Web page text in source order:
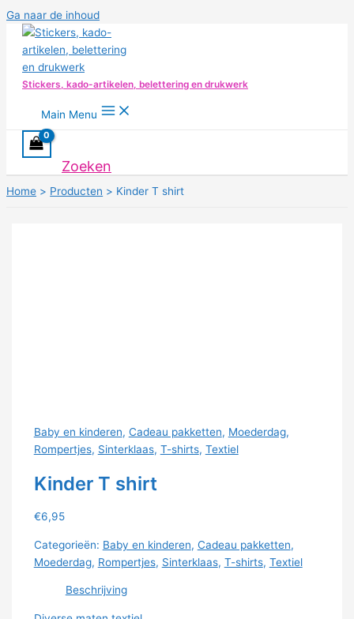
Ga naar de inhoud
Stickers, kado-artikelen, belettering en drukwerk
Main Menu
Zoeken
Home Producten Kinder T shirt
Baby en kinderen, Cadeau pakketten, Moederdag,
Rompertjes, Sinterklaas, T-shirts, Textiel
Kinder T shirt
€6,95
Categorieën: Baby en kinderen, Cadeau pakketten,
Moederdag, Rompertjes, Sinterklaas, T-shirts, Textiel
Beschrijving